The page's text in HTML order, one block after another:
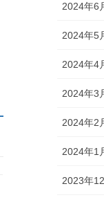
2024年6
2024年5
2024年4
2024年3
2024年2
2024年1
2023年